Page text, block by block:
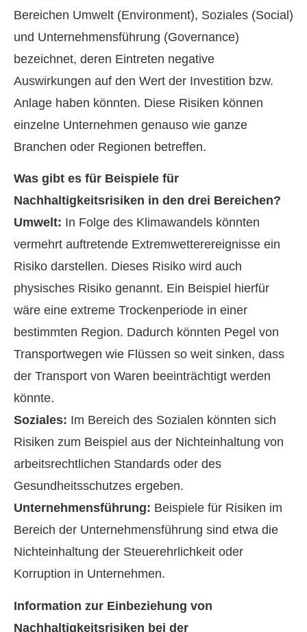
Bereichen Umwelt (Environment), Soziales (Social)
und Unternehmensführung (Governance)
bezeichnet, deren Eintreten negative
Auswirkungen auf den Wert der Investition bzw.
Anlage haben könnten. Diese Risiken können
einzelne Unternehmen genauso wie ganze
Branchen oder Regionen betreffen.
Was gibt es für Beispiele für
Nachhaltigkeitsrisiken in den drei Bereichen?
Umwelt: In Folge des Klimawandels könnten
vermehrt auftretende Extremwetterereignisse ein
Risiko darstellen. Dieses Risiko wird auch
physisches Risiko genannt. Ein Beispiel hierfür
wäre eine extreme Trockenperiode in einer
bestimmten Region. Dadurch könnten Pegel von
Transportwegen wie Flüssen so weit sinken, dass
der Transport von Waren beeinträchtigt werden
könnte.
Soziales: Im Bereich des Sozialen könnten sich
Risiken zum Beispiel aus der Nichteinhaltung von
arbeitsrechtlichen Standards oder des
Gesundheitsschutzes ergeben.
Unternehmensführung: Beispiele für Risiken im
Bereich der Unternehmensführung sind etwa die
Nichteinhaltung der Steuerehrlichkeit oder
Korruption in Unternehmen.
Information zur Einbeziehung von
Nachhaltigkeitsrisiken bei der